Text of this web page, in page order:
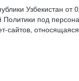
Узбекистан
под
сайтов,